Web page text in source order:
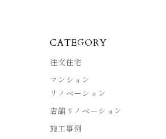
CATEGORY
注文住宅
マンション
リノベーション
店舗リノベーション
施工事例